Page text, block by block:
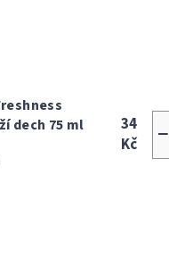
dech 75 ml
34
Kč
−